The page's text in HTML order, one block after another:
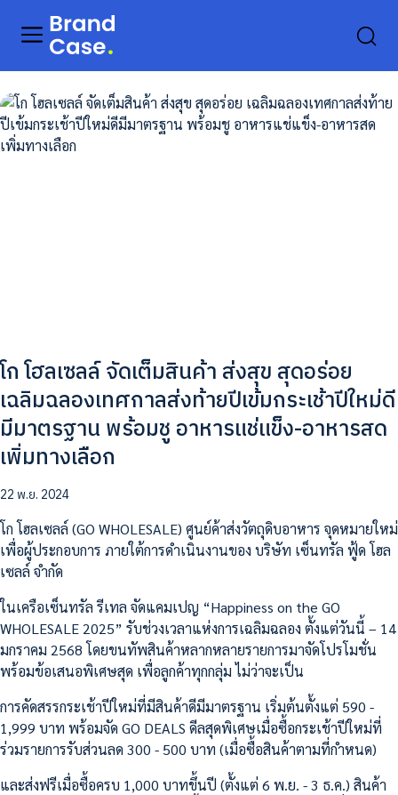
โก โฮลเซลล์ จัดเต็มสินค้า ส่งสุข สุดอร่อย
เฉลิมฉลองเทศกาลส่งท้ายปีเข้มกระเช้าปีใหม่ดี
มีมาตรฐาน พร้อมชู อาหารแช่แข็ง-อาหารสด
เพิ่มทางเลือก
22 พ.ย. 2024
โก โฮลเซลล์ (GO WHOLESALE) ศูนย์ค้าส่งวัตถุดิบอาหาร จุดหมายใหม่
เพื่อผู้ประกอบการ ภายใต้การดำเนินงานของ บริษัท เซ็นทรัล ฟู้ด โฮล
เซลล์ จำกัด
ในเครือเซ็นทรัล รีเทล จัดแคมเปญ “Happiness on the GO
WHOLESALE 2025” รับช่วงเวลาแห่งการเฉลิมฉลอง ตั้งแต่วันนี้ – 14
มกราคม 2568 โดยขนทัพสินค้าหลากหลายรายการมาจัดโปรโมชั่น
พร้อมข้อเสนอพิเศษสุด เพื่อลูกค้าทุกกลุ่ม ไม่ว่าจะเป็น
การคัดสรรกระเช้าปีใหม่ที่มีสินค้าดีมีมาตรฐาน เริ่มต้นตั้งแต่ 590 -
1,999 บาท พร้อมจัด GO DEALS ดีลสุดพิเศษเมื่อซื้อกระเช้าปีใหม่ที่
ร่วมรายการรับส่วนลด 300 - 500 บาท (เมื่อซื้อสินค้าตามที่กำหนด)
และส่งฟรีเมื่อซื้อครบ 1,000 บาทขึ้นปี (ตั้งแต่ 6 พ.ย. - 3 ธ.ค.) สินค้า